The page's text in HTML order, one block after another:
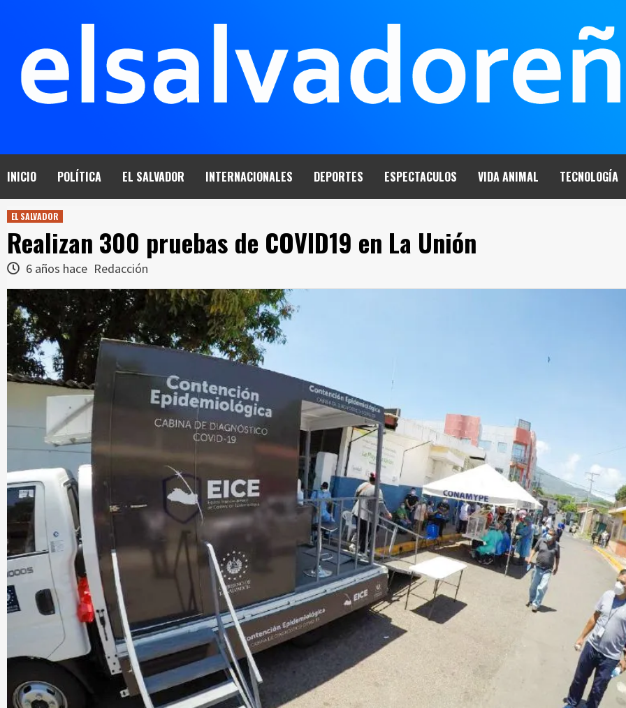
INICIO POLÍTICA EL SALVADOR INTERNACIONALES DEPORTES ESPECTACULOS VIDA ANIMAL TECNOLOGÍA
EL SALVADOR
Realizan 300 pruebas de COVID19 en La Unión
6 años hace Redacción